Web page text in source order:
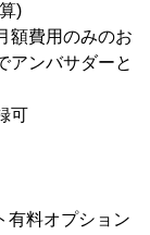
)
額費用のみのお
アンバサダーと
可
有料オプション